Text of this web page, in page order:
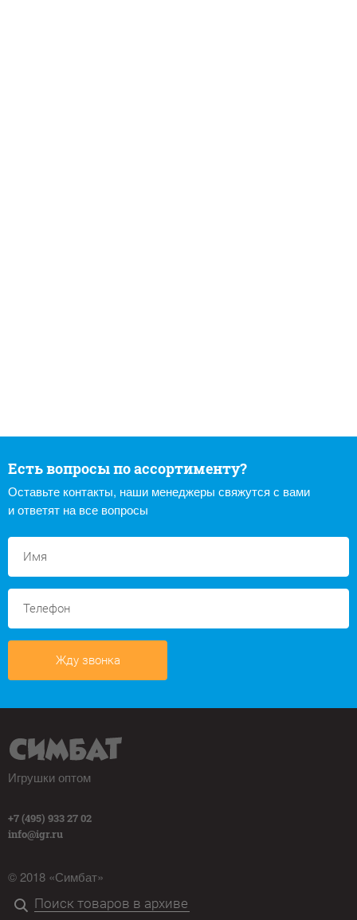
Есть вопросы по ассортименту?
Оставьте контакты, наши менеджеры свяжутся с вами
и ответят на все вопросы
Жду звонка
Игрушки оптом
+7 (495) 933 27 02
info@igr.ru
© 2018 «Симбат»